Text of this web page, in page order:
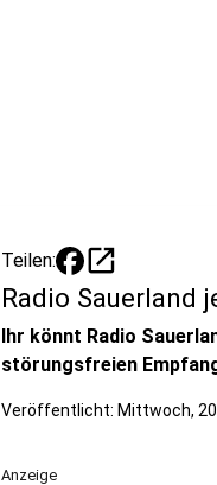
Teilen: open_in_new
Radio Sauerland
Ihr könnt Radio
störungsfreien
Veröffentlicht: Mittwoch,
Anzeige